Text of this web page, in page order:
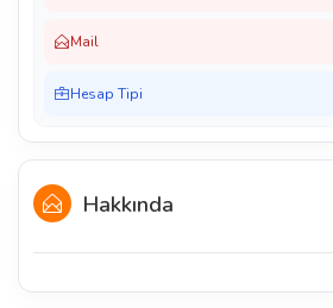
Mail
Hesap Tipi
Hakkında